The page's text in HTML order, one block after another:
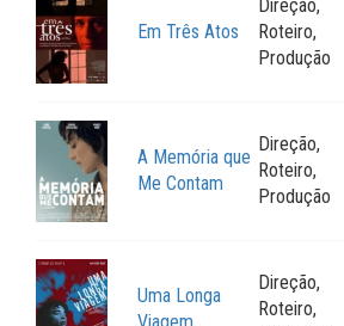
Em Três Atos
Direção,
Roteiro,
Produção
A Memória que
Me Contam
Direção,
Roteiro,
Produção
Uma Longa
Direção,
Roteiro,